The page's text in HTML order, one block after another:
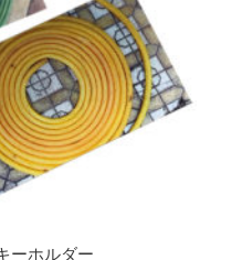
ーホルダー